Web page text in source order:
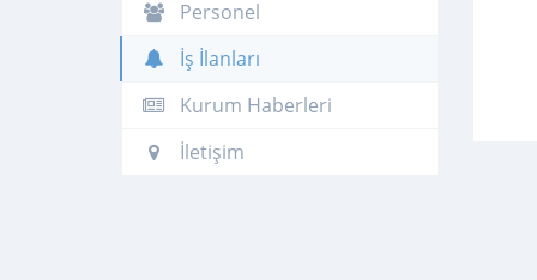
Personel
İş İlanları
Kurum Haberleri
İletişim